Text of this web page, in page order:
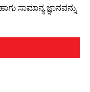
ಸಾಮಾನ್ಯ ಜ್ಞಾನವನ್ನು